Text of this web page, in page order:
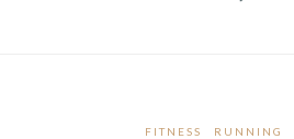
FITNESS RUNNING